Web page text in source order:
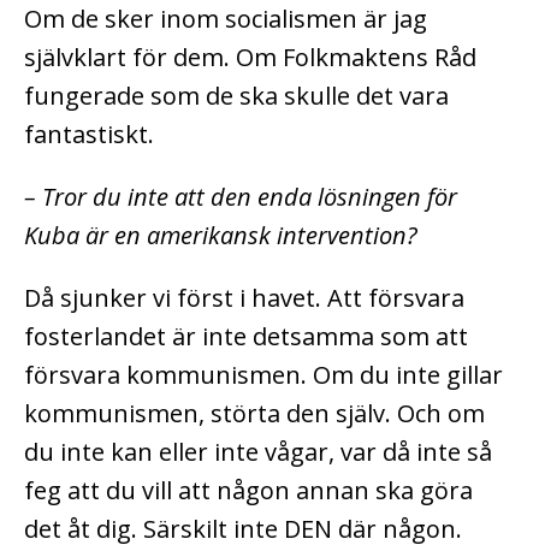
Om de sker inom socialismen är jag
självklart för dem. Om Folkmaktens Råd
fungerade som de ska skulle det vara
fantastiskt.
– Tror du inte att den enda lösningen för
Kuba är en amerikansk intervention?
Då sjunker vi först i havet. Att försvara
fosterlandet är inte detsamma som att
försvara kommunismen. Om du inte gillar
kommunismen, störta den själv. Och om
du inte kan eller inte vågar, var då inte så
feg att du vill att någon annan ska göra
det åt dig. Särskilt inte DEN där någon.